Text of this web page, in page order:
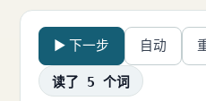
▶ 下一步 自动
读了 5 个词